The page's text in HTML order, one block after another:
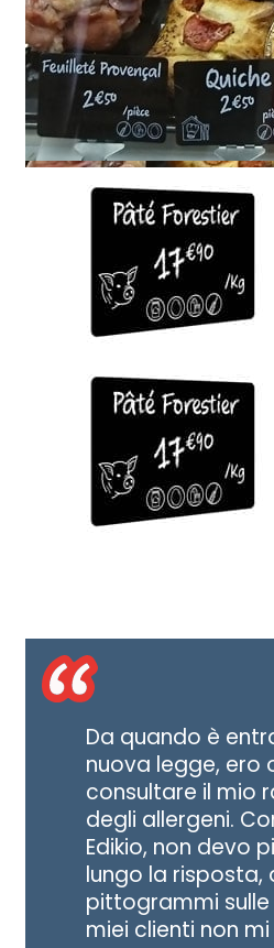
Da quando è
nuova legge, ero
consultare il mio
degli allergeni.
Edikio, non devo
lungo la risposta,
pittogrammi
miei clienti non